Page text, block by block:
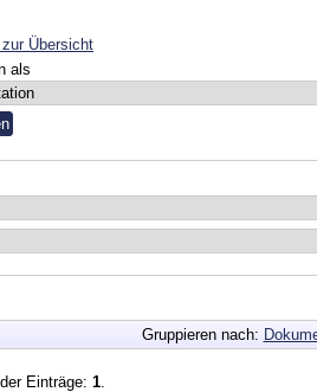
Übersicht
als
Gruppieren nach:
Einträge: 1